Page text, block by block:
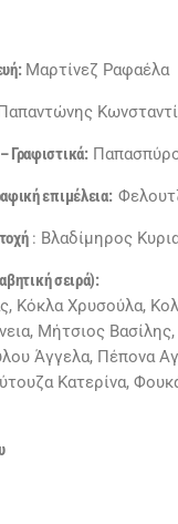
Μαρτίνεζ Ραφαέλα
Παπαντώνης
Γραφιστικά:
επιμέλεια:
: Βλαδίμηρος
σειρά):
Κόκλα Χρυσούλα,
Μήτσιος Βασίλης,
Άγγελα, Πέπονα
Κατερίνα,